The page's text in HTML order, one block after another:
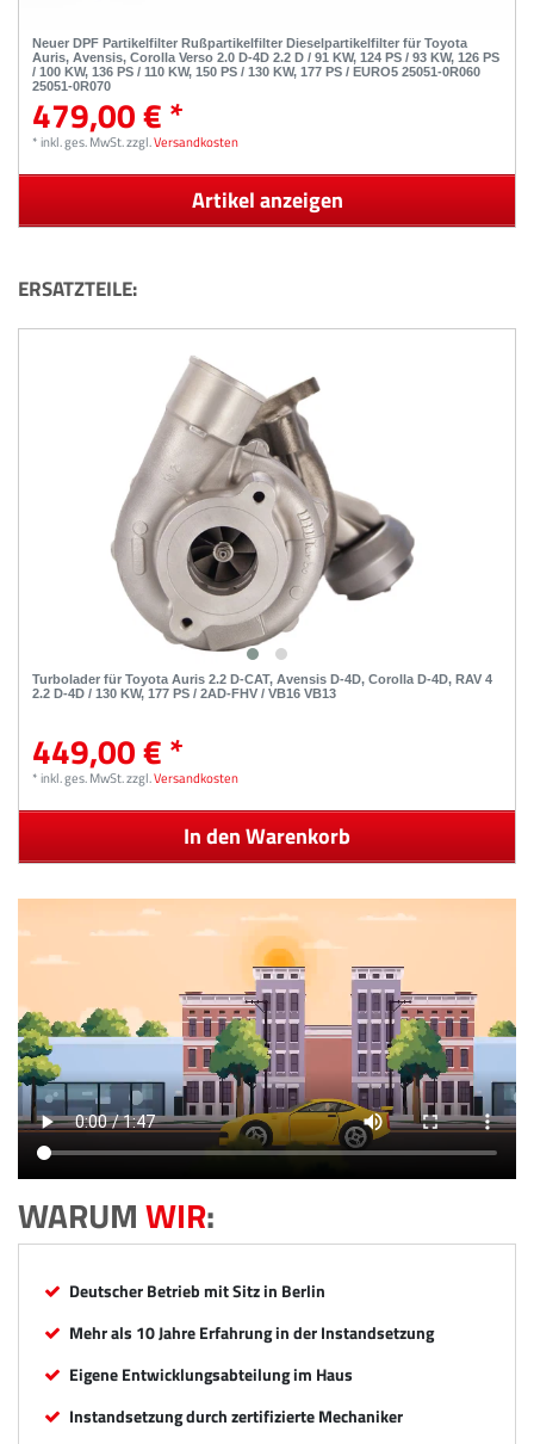
Neuer DPF Partikelfilter Rußpartikelfilter Dieselpartikelfilter für Toyota
Auris, Avensis, Corolla Verso 2.0 D-4D 2.2 D / 91 KW, 124 PS / 93 KW, 126 PS
/ 100 KW, 136 PS / 110 KW, 150 PS / 130 KW, 177 PS / EURO5 25051-0R060
25051-0R070
479,00 € *
*inkl. ges. MwSt.zzgl.Versandkosten
Artikel anzeigen
ERSATZTEILE:
Turbolader für Toyota Auris 2.2 D-CAT, Avensis D-4D, Corolla D-4D, RAV 4
2.2 D-4D / 130 KW, 177 PS / 2AD-FHV / VB16 VB13
449,00 € *
*inkl. ges. MwSt.zzgl.Versandkosten
In den Warenkorb
WARUMWIR:
Deutscher Betrieb mit Sitz in Berlin
Mehr als 10 Jahre Erfahrung in der Instandsetzung
Eigene Entwicklungsabteilung im Haus
Instandsetzung durch zertifizierte Mechaniker